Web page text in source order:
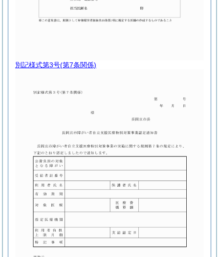
別記様式第3号(第7条関係)